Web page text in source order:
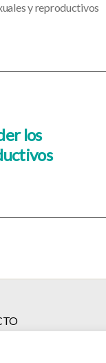
y reproductivos
los